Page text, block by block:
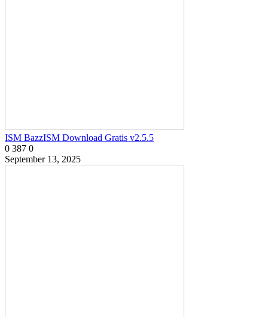
ISM BazzISM Download Gratis v2.5.5
0 387 0
September 13, 2025